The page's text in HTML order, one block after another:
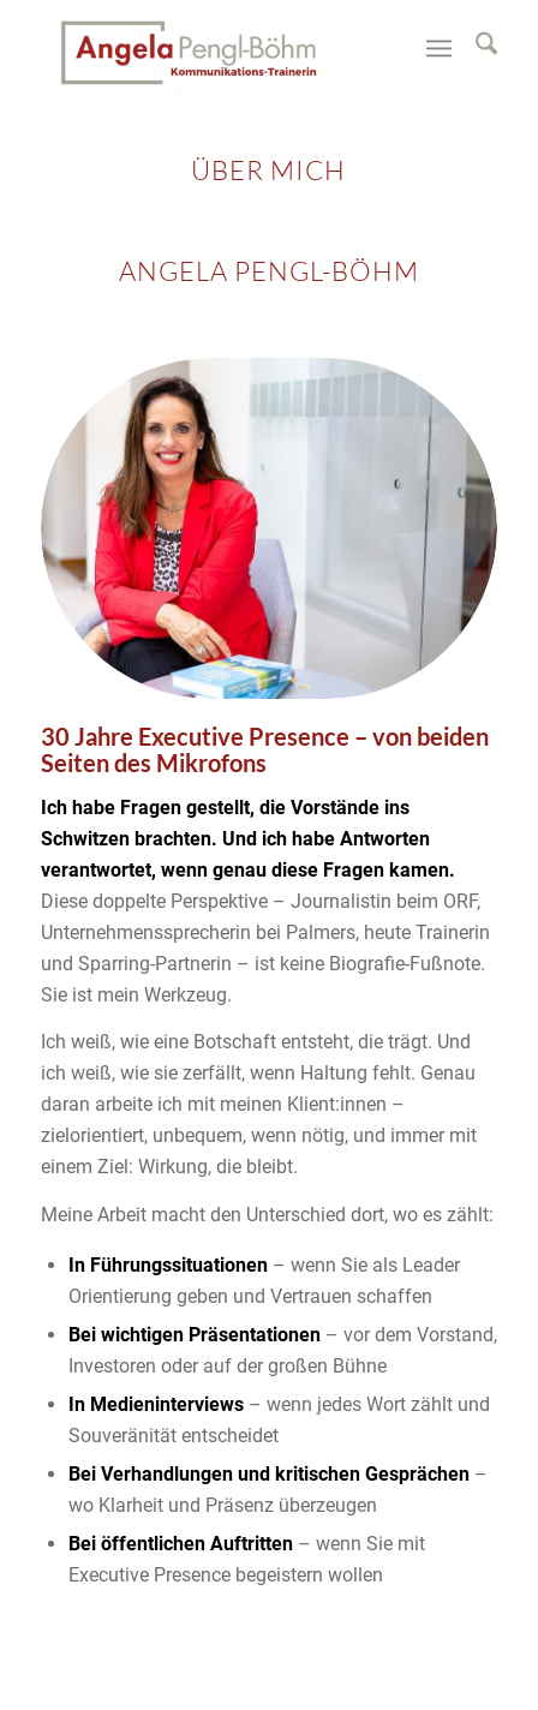
ÜBER MICH
ANGELA PENGL-BÖHM
30 Jahre Executive Presence – von beiden
Seiten des Mikrofons
Ich habe Fragen gestellt, die Vorstände ins
Schwitzen brachten. Und ich habe Antworten
verantwortet, wenn genau diese Fragen kamen.
Diese doppelte Perspektive – Journalistin beim ORF,
Unternehmenssprecherin bei Palmers, heute Trainerin
und Sparring-Partnerin – ist keine Biografie-Fußnote.
Sie ist mein Werkzeug.
Ich weiß, wie eine Botschaft entsteht, die trägt. Und
ich weiß, wie sie zerfällt, wenn Haltung fehlt. Genau
daran arbeite ich mit meinen Klient:innen –
zielorientiert, unbequem, wenn nötig, und immer mit
einem Ziel: Wirkung, die bleibt.
Meine Arbeit macht den Unterschied dort, wo es zählt:
In Führungssituationen– wenn Sie als Leader
Orientierung geben und Vertrauen schaffen
Bei wichtigen Präsentationen– vor dem Vorstand,
Investoren oder auf der großen Bühne
In Medieninterviews– wenn jedes Wort zählt und
Souveränität entscheidet
Bei Verhandlungen und kritischen Gesprächen–
wo Klarheit und Präsenz überzeugen
Bei öffentlichen Auftritten– wenn Sie mit
Executive Presence begeistern wollen